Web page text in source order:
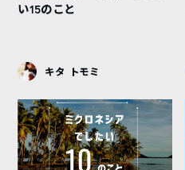
い15のこと
キタ トモミ